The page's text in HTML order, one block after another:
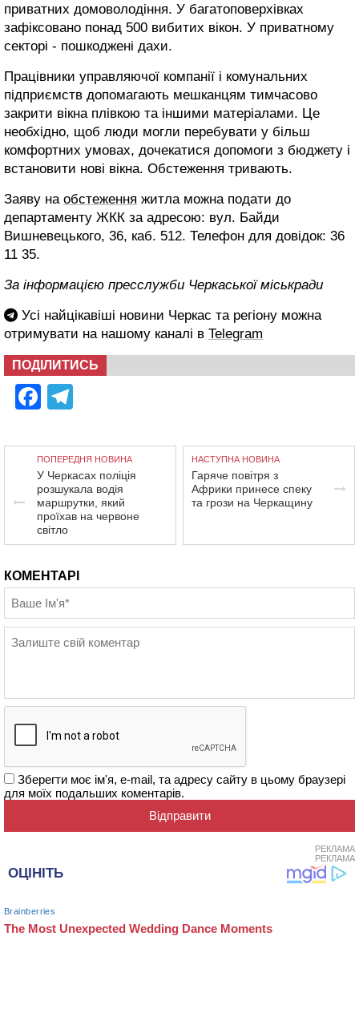
приватних домоволодіння. У багатоповерхівках
зафіксовано понад 500 вибитих вікон. У приватному
секторі - пошкоджені дахи.
Працівники управляючої компанії і комунальних
підприємств допомагають мешканцям тимчасово
закрити вікна плівкою та іншими матеріалами. Це
необхідно, щоб люди могли перебувати у більш
комфортних умовах, дочекатися допомоги з бюджету і
встановити нові вікна. Обстеження тривають.
Заяву на обстеження житла можна подати до
департаменту ЖКК за адресою: вул. Байди
Вишневецького, 36, каб. 512. Телефон для довідок: 36
11 35.
За інформацією пресслужби Черкаської міськради
Усі найцікавіші новини Черкас та регіону можна
отримувати на нашому каналі в Telegram
ПОДІЛИТИСЬ
Facebook
ПОПЕРЕДНЯ НОВИНА
У Черкасах поліція
розшукала водія
маршрутки, який
проїхав на червоне
світло
НАСТУПНА НОВИНА
Гаряче повітря з
Африки принесе спеку
та грози на Черкащину
КОМЕНТАРІ
Зберегти моє ім'я, e-mail, та адресу сайту в цьому браузері
для моїх подальших коментарів.
РЕКЛАМА
РЕКЛАМА